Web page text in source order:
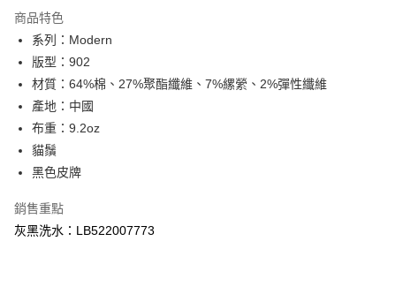
合作金庫商業銀行
華南商業銀行
上海商業儲蓄銀行
國泰世華商業銀行
兆豐國際商業銀行
臺灣中小企業銀行
匯豐（台灣）商業銀行
聯邦商業銀行
元大商業銀行
玉山商業銀行
台灣樂天信用卡公司
超商取貨付款
LINE Pay
Apple Pay
悠遊付
AFTEE先享後付
商品特色
系列：Modern
版型：902
材質：64%棉、27%聚酯纖維、7%縲縈、2%彈性纖維
產地：中國
布重：9.2oz
貓鬚
黑色皮牌
銷售重點
灰黑洗水：LB522007773